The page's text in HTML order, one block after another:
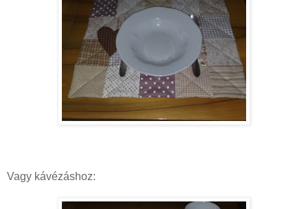
Vagy kávézáshoz: